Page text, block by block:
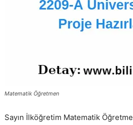
Matematik Öğretmen
Sayın İlköğretim Matematik